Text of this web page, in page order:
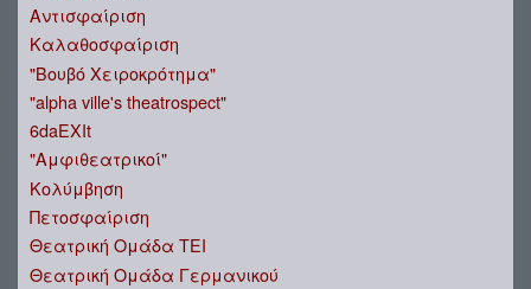
Αντισφαίριση
Καλαθοσφαίριση
"Βουβό Χειροκρότημα"
"alpha ville's theatrospect"
6daEXIt
"Αμφιθεατρικοί"
Κολύμβηση
Πετοσφαίριση
Θεατρική Ομάδα ΤΕΙ
Θεατρική Ομάδα Γερμανικού